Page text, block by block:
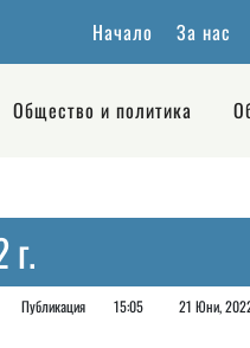
Начало За нас
Общество и политика
Публикация 15:05 21 Юни,